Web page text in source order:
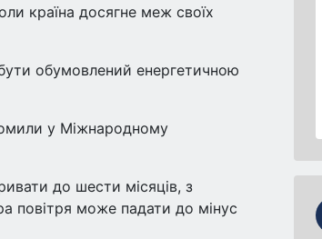
країна досягне меж своїх
обумовлений енергетичною
у Міжнародному
до шести місяців, з
повітря може падати до мінус